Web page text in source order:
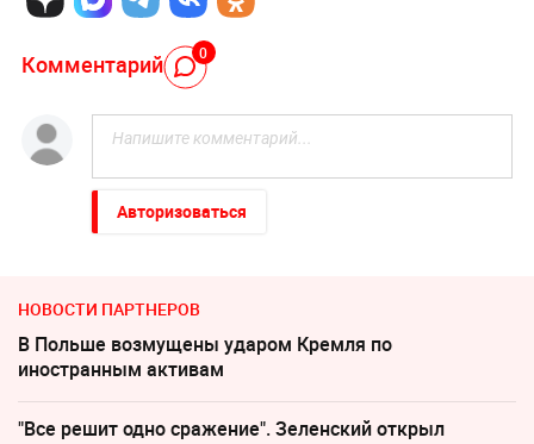
Комментарий 0
Авторизоваться
НОВОСТИ ПАРТНЕРОВ
В Польше возмущены ударом Кремля по
иностранным активам
"Все решит одно сражение". Зеленский открыл